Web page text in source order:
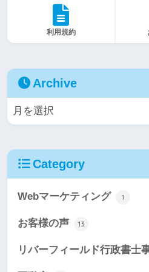
利用規約
Archive
Category
Webマーケティング 1
お客様の声 13
リバーフィールド行政書士